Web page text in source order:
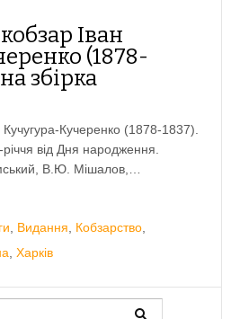
Іван
(1878-
збірка
Кучугура-Кучеренко (1878-1837).
від Дня народження.
В.Ю. Мішалов,…
Видання Кобзарство
Харків